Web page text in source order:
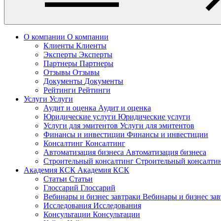
О компании О компании
Клиенты Клиенты
Эксперты Эксперты
Партнеры Партнеры
Отзывы Отзывы
Документы Документы
Рейтинги Рейтинги
Услуги Услуги
Аудит и оценка Аудит и оценка
Юридические услуги Юридические услуги
Услуги для эмитентов Услуги для эмитентов
Финансы и инвестиции Финансы и инвестиции
Консалтинг Консалтинг
Автоматизация бизнеса Автоматизация бизнеса
Строительный консалтинг Строительный
Академия КСК Академия КСК
Статьи Статьи
Глоссарий Глоссарий
Вебинары и бизнес завтраки Вебинары и бизнес
Исследования Исследования
Консультации Консультации